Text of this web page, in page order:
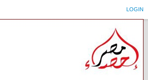
LOGIN